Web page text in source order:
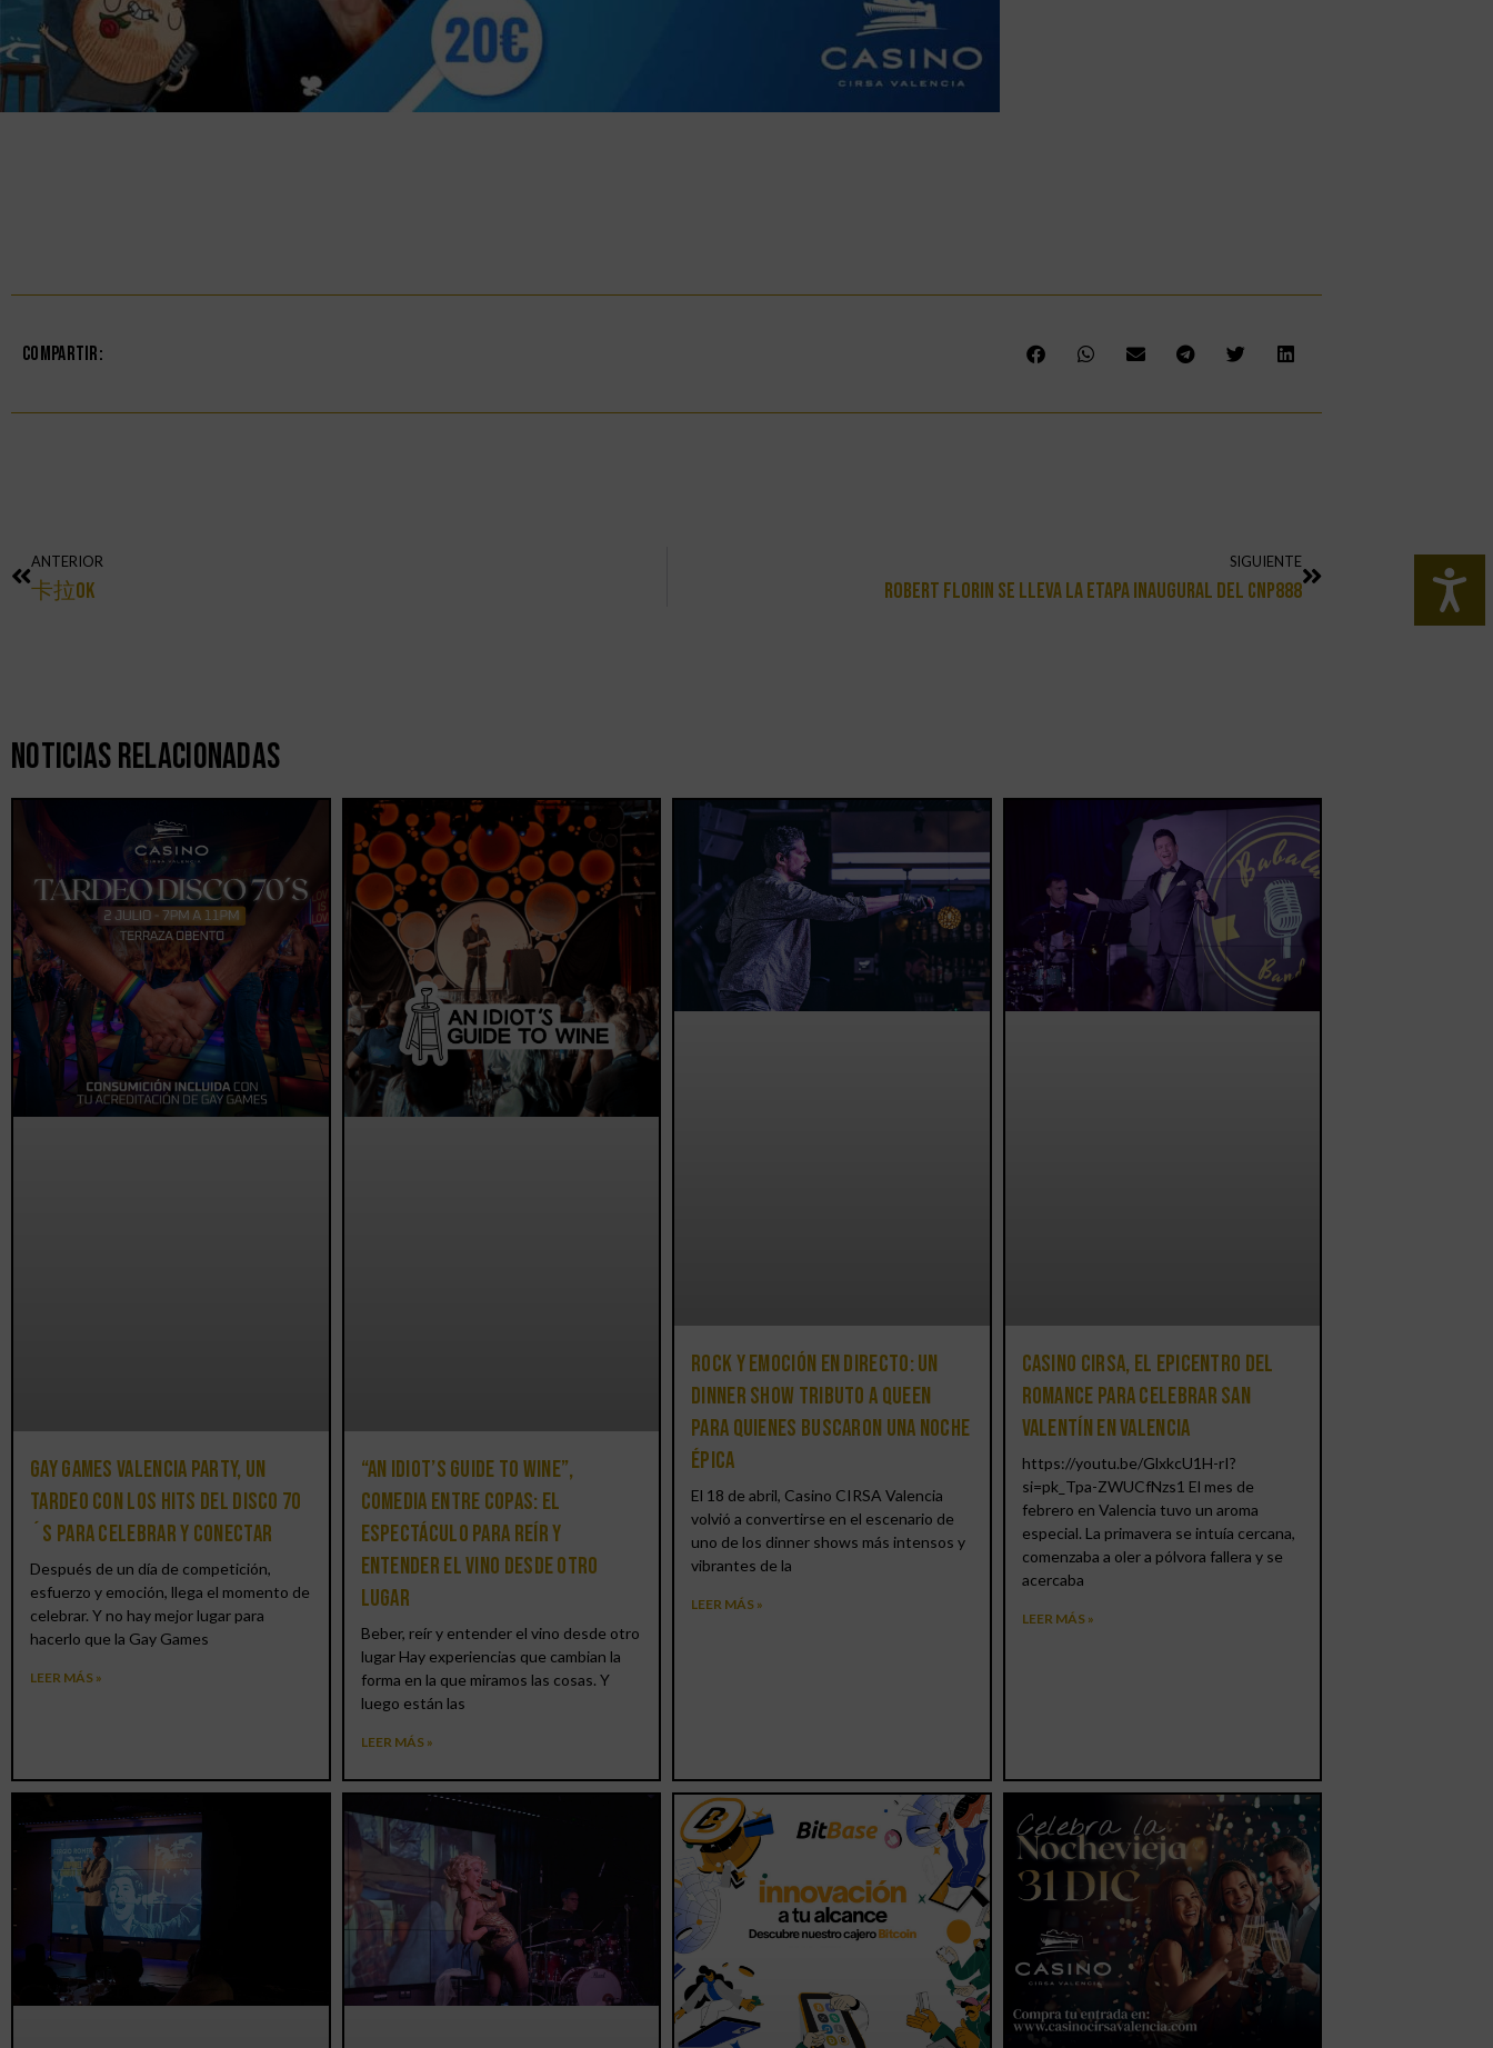
Compartir:
ANTERIOR
卡拉OK
SIGUIENTE
Robert Florin Se Lleva La Etapa Inaugural Del CNP888
Noticias Relacionadas
Gay Games Valencia Party, un
tardeo con los hits del DISCO 70
´S para celebrar y conectar
Después de un día de competición,
esfuerzo y emoción, llega el momento de
celebrar. Y no hay mejor lugar para
hacerlo que la Gay Games
LEER MÁS »
“An Idiot’s Guide to Wine”,
comedia entre copas: el
espectáculo para reír y
entender el vino desde otro
lugar
Beber, reír y entender el vino desde otro
lugar Hay experiencias que cambian la
forma en la que miramos las cosas. Y
luego están las
LEER MÁS »
Rock y emoción en directo: un
Dinner Show Tributo a Queen
para quienes buscaron una noche
épica
El 18 de abril, Casino CIRSA Valencia
volvió a convertirse en el escenario de
uno de los dinner shows más intensos y
vibrantes de la
LEER MÁS »
Casino CIRSA, el epicentro del
romance para celebrar San
Valentín en Valencia
https://youtu.be/GlxkcU1H-rI?
si=pk_Tpa-ZWUCfNzs1 El mes de
febrero en Valencia tuvo un aroma
especial. La primavera se intuía cercana,
comenzaba a oler a pólvora fallera y se
acercaba
LEER MÁS »